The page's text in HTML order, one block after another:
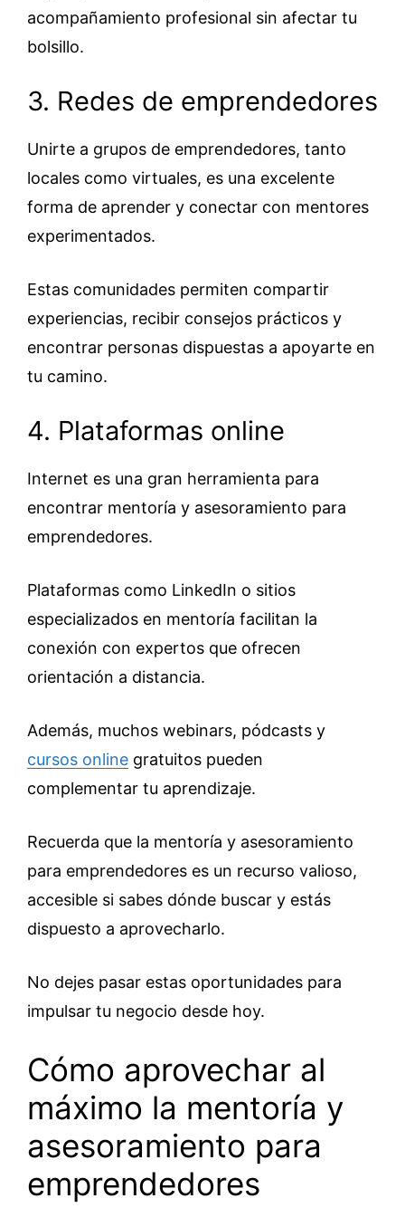
acompañamiento profesional sin afectar tu
bolsillo.
3. Redes de emprendedores
Unirte a grupos de emprendedores, tanto
locales como virtuales, es una excelente
forma de aprender y conectar con mentores
experimentados.
Estas comunidades permiten compartir
experiencias, recibir consejos prácticos y
encontrar personas dispuestas a apoyarte en
tu camino.
4. Plataformas online
Internet es una gran herramienta para
encontrar mentoría y asesoramiento para
emprendedores.
Plataformas como LinkedIn o sitios
especializados en mentoría facilitan la
conexión con expertos que ofrecen
orientación a distancia.
Además, muchos webinars, pódcasts y
cursos online gratuitos pueden
complementar tu aprendizaje.
Recuerda que la mentoría y asesoramiento
para emprendedores es un recurso valioso,
accesible si sabes dónde buscar y estás
dispuesto a aprovecharlo.
No dejes pasar estas oportunidades para
impulsar tu negocio desde hoy.
Cómo aprovechar al
máximo la mentoría y
asesoramiento para
emprendedores